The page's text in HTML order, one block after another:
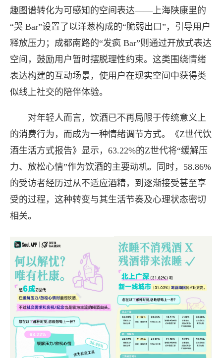
趣图谱转化为可感知的空间表达——上海陕康里的
“哭 Bar”设置了以洋葱构成的“脆弱出口”，引导用户
释放压力；成都南路的“发疯 Bar”则通过开放式表达
空间，鼓励用户暂时摆脱理性约束。这类围绕情绪
表达构建的互动场景，使用户在现实空间中获得类
似线上社交的陪伴体验。
对年轻人而言，饮酒已不再局限于传统意义上
的消费行为，而成为一种情绪调节方式。《Z世代饮
酒生活方式报告》显示，63.22%的Z世代将“缓解压
力、放松心情”作为饮酒的主要动机。同时，58.86%
的受访者经历过从不适应酒精，到逐渐接受甚至享
受的过程，这种转变与其生活节奏及心理状态密切
相关。